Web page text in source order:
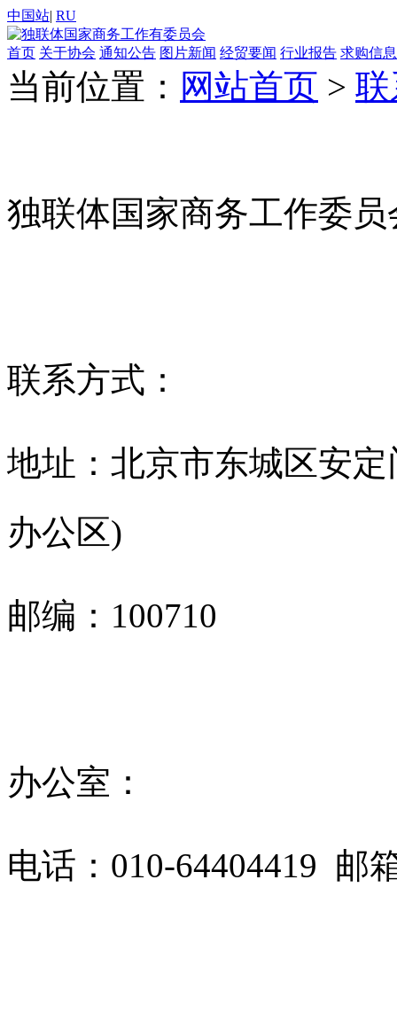
中国站| RU
首页 关于协会 通知公告 图片新闻 经贸要闻 行业报告 求购信息
当前位置： 网站首页 >
独联体国家商务工作委员
联系方式：
地址：北京市东城区安
办公区)
邮编：100710
办公室：
电话：010-64404419 邮